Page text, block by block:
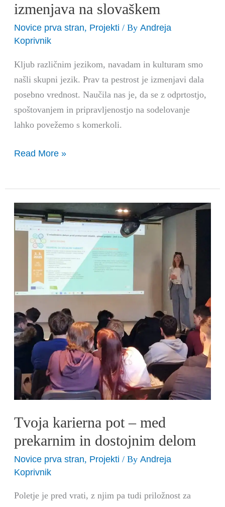
izmenjava na slovaškem
Novice prva stran, Projekti / ByAndreja
Koprivnik
Kljub različnim jezikom, navadam in kulturam smo
našli skupni jezik. Prav ta pestrost je izmenjavi dala
posebno vrednost. Naučila nas je, da se z odprtostjo,
spoštovanjem in pripravljenostjo na sodelovanje
lahko povežemo s komerkoli.
Read More »
Tvoja karierna pot – med
prekarnim in dostojnim delom
Novice prva stran, Projekti / ByAndreja
Koprivnik
Poletje je pred vrati, z njim pa tudi priložnost za
Tvoja
karierna
prekarnim
dostojnim
delom